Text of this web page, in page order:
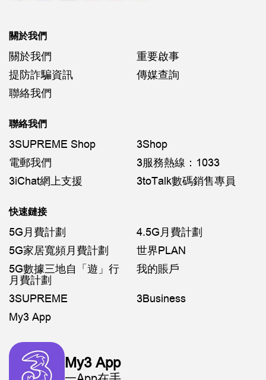
關於我們
關於我們
重要啟事
提防詐騙資訊
傳媒查詢
聯絡我們
聯絡我們
3SUPREME Shop
3Shop
電郵我們
3服務熱線：1033
3iChat網上支援
3toTalk數碼銷售專員
快速鏈接
5G月費計劃
4.5G月費計劃
5G家居寬頻月費計劃
世界PLAN
5G數據三地自「遊」行
月費計劃
我的賬戶
3SUPREME
3Business
My3 App
My3 App